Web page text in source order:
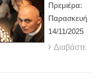
Πρεμιέρα:
Παρασκευή
14/11/2025
Διαβάστε